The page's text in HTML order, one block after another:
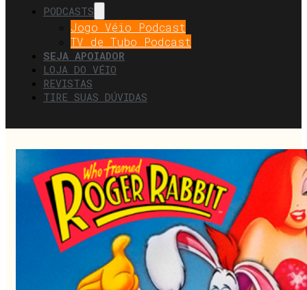
PODCASTS
Jogo Véio Podcast
TV de Tubo Podcast
SEJA APOIADOR
LOJA DO VÉIO
REVISTAS
TIRE SUAS DÚVIDAS